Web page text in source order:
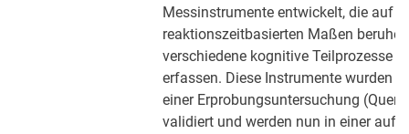
Messinstrumente entwickelt, die auf
reaktionszeitbasierten Maßen
verschiedene kognitive Teilprozesse
erfassen. Diese Instrumente wurden
einer Erprobungsuntersuchung
validiert und werden nun in einer auf